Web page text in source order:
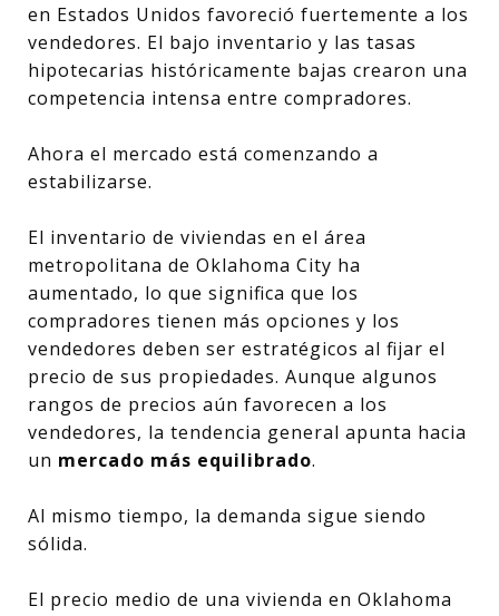
en Estados Unidos favoreció fuertemente a los
vendedores. El bajo inventario y las tasas
hipotecarias históricamente bajas crearon una
competencia intensa entre compradores.
Ahora el mercado está comenzando a
estabilizarse.
El inventario de viviendas en el área
metropolitana de Oklahoma City ha
aumentado, lo que significa que los
compradores tienen más opciones y los
vendedores deben ser estratégicos al fijar el
precio de sus propiedades. Aunque algunos
rangos de precios aún favorecen a los
vendedores, la tendencia general apunta hacia
un mercado más equilibrado.
Al mismo tiempo, la demanda sigue siendo
sólida.
El precio medio de una vivienda en Oklahoma